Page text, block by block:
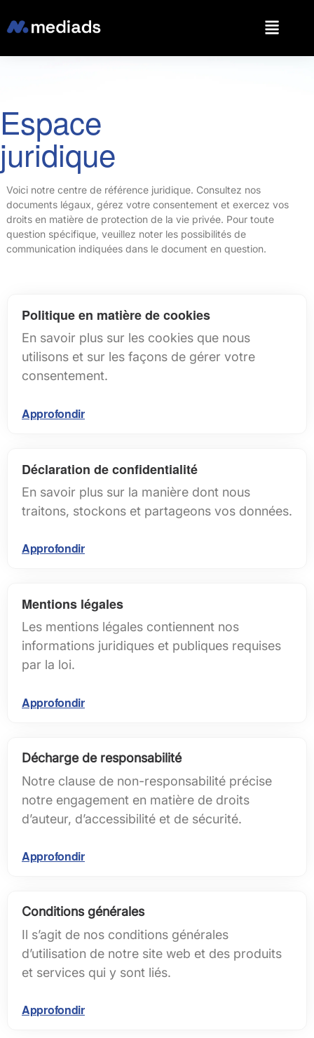
Espace
juridique
Voici notre centre de référence juridique. Consultez nos
documents légaux, gérez votre consentement et exercez vos
droits en matière de protection de la vie privée. Pour toute
question spécifique, veuillez noter les possibilités de
communication indiquées dans le document en question.
Politique en matière de cookies
En savoir plus sur les cookies que nous
utilisons et sur les façons de gérer votre
consentement.
Approfondir
Déclaration de confidentialité
En savoir plus sur la manière dont nous
traitons, stockons et partageons vos données.
Approfondir
Mentions légales
Les mentions légales contiennent nos
informations juridiques et publiques requises
par la loi.
Approfondir
Décharge de responsabilité
Notre clause de non-responsabilité précise
notre engagement en matière de droits
d’auteur, d’accessibilité et de sécurité.
Approfondir
Conditions générales
Il s’agit de nos conditions générales
d’utilisation de notre site web et des produits
et services qui y sont liés.
Approfondir